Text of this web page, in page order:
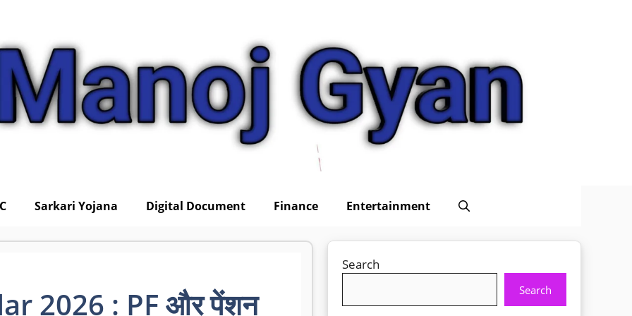
Sarkari Yojana Digital Document Finance Entertainment
2026 : PF और पेंशन
Search
Search